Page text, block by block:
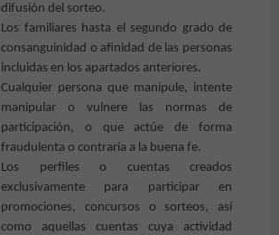
difusión del sorteo.
Los familiares hasta el segundo grado de
consanguinidad o afinidad de las personas
incluidas en los apartados anteriores.
Cualquier persona que manipule, intente
manipular o vulnere las normas de
participación, o que actúe de forma
fraudulenta o contraria a la buena fe.
Los perfiles o cuentas creados
exclusivamente para participar en
promociones, concursos o sorteos, así
como aquellas cuentas cuya actividad